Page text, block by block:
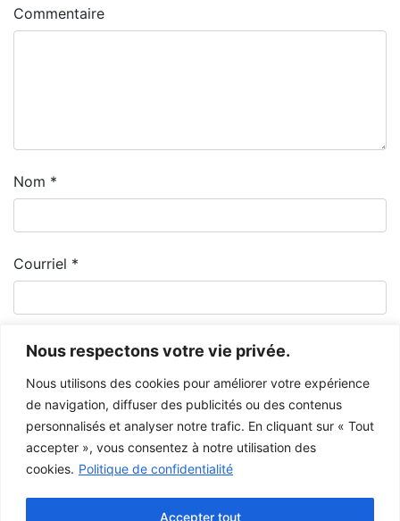
Nous respectons votre vie privée.
Nous utilisons des cookies pour améliorer votre expérience
de navigation, diffuser des publicités ou des contenus
personnalisés et analyser notre trafic. En cliquant sur « Tout
accepter », vous consentez à notre utilisation des
cookies. Politique de confidentialité
Accepter tout
Commentaire
Nom *
Courriel *